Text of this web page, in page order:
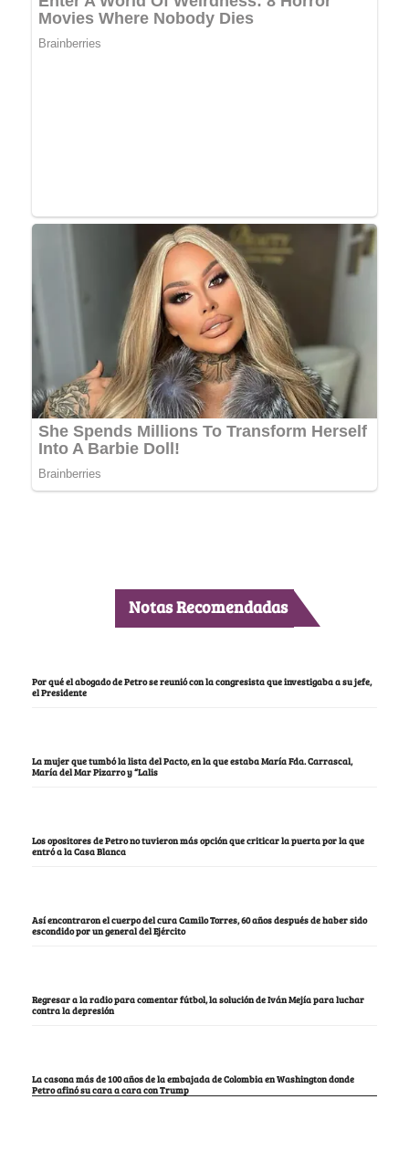
Notas Recomendadas
Por qué el abogado de Petro se reunió con la congresista que investigaba a su jefe,
el Presidente
La mujer que tumbó la lista del Pacto, en la que estaba María Fda. Carrascal,
María del Mar Pizarro y “Lalis
Los opositores de Petro no tuvieron más opción que criticar la puerta por la que
entró a la Casa Blanca
Así encontraron el cuerpo del cura Camilo Torres, 60 años después de haber sido
escondido por un general del Ejército
Regresar a la radio para comentar fútbol, la solución de Iván Mejía para luchar
contra la depresión
La casona más de 100 años de la embajada de Colombia en Washington donde
Petro afinó su cara a cara con Trump